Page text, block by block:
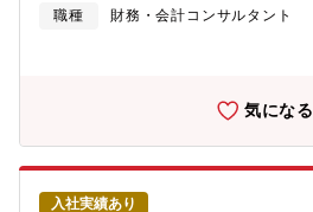
職種
財務・会計コンサルタント
気になる
入社実績あり